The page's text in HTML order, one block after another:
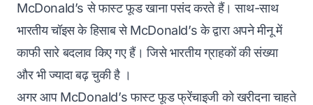
McDonald’s से फास्ट फूड खाना पसंद करते हैं। साथ-साथ
भारतीय चॉइस के हिसाब से McDonald’s के द्वारा अपने मीनू में
काफी सारे बदलाव किए गए हैं। जिसे भारतीय ग्राहकों की संख्या
और भी ज्यादा बढ़ चुकी है ।
अगर आप McDonald’s फास्ट फूड फ्रेंचाइजी को खरीदना चाहते